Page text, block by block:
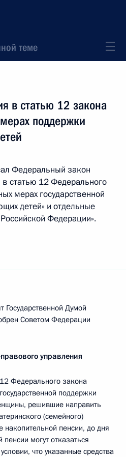
теме
в статью 12 закона
поддержки
Федеральный закон
статью 12 Федерального
мерах государственной
детей» и отдельные
Федерации».
Думой
Советом Федерации
управления
12 Федерального закона
поддержки
решившие направить
(семейного)
пенсии, до дня
могут отказаться
что указанные средства